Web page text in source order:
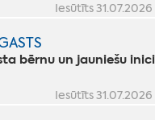
Iesūtīts 31.07.2026
bērnu un jauniešu
Iesūtīts 31.07.2026